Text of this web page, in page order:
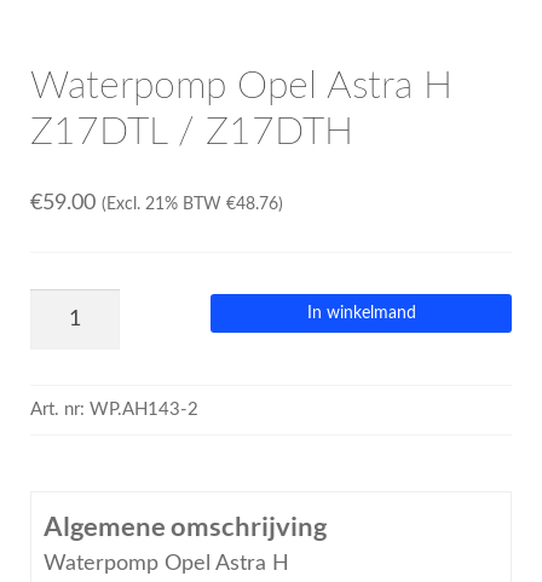
Waterpomp Opel Astra H
Z17DTL / Z17DTH
€59.00 (Excl. 21% BTW €48.76)
In winkelmand
Art. nr: WP.AH143-2
Algemene omschrijving
Waterpomp Opel Astra H